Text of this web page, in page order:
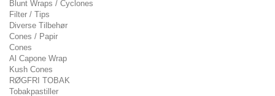
Blunt Wraps / Cyclones
Filter / Tips
Diverse Tilbehør
Cones / Papir
Cones
Al Capone Wrap
Kush Cones
RØGFRI TOBAK
Tobakpastiller